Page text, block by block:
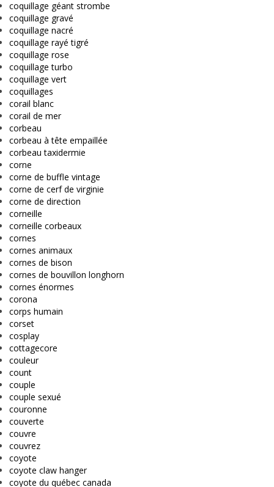
coquillage géant strombe
coquillage gravé
coquillage nacré
coquillage rayé tigré
coquillage rose
coquillage turbo
coquillage vert
coquillages
corail blanc
corail de mer
corbeau
corbeau à tête empaillée
corbeau taxidermie
corne
corne de buffle vintage
corne de cerf de virginie
corne de direction
corneille
corneille corbeaux
cornes
cornes animaux
cornes de bison
cornes de bouvillon longhorn
cornes énormes
corona
corps humain
corset
cosplay
cottagecore
couleur
count
couple
couple sexué
couronne
couverte
couvre
couvrez
coyote
coyote claw hanger
coyote du québec canada